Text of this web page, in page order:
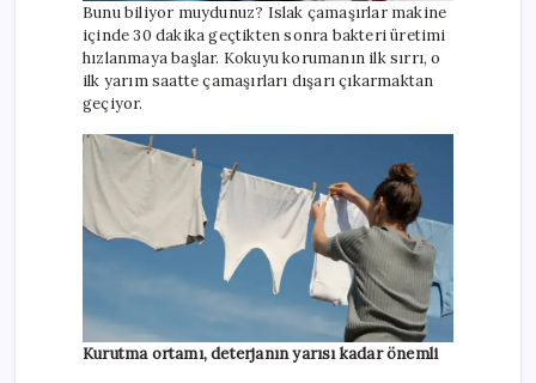
Bunu biliyor muydunuz? Islak çamaşırlar makine
içinde 30 dakika geçtikten sonra bakteri üretimi
hızlanmaya başlar. Kokuyu korumanın ilk sırrı, o
ilk yarım saatte çamaşırları dışarı çıkarmaktan
geçiyor.
Kurutma ortamı, deterjanın yarısı kadar önemli